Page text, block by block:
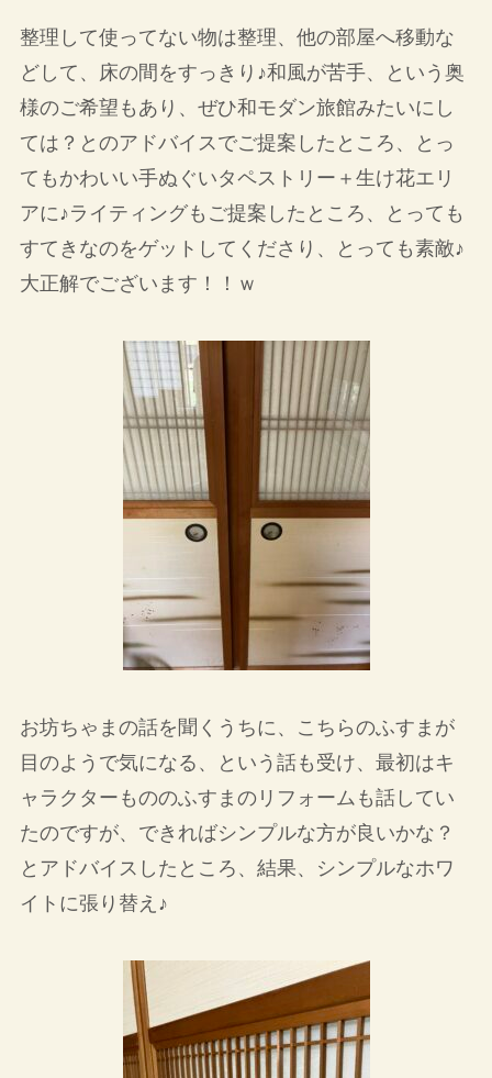
整理して使ってない物は整理、他の部屋へ移動な
どして、床の間をすっきり♪和風が苦手、という奥
様のご希望もあり、ぜひ和モダン旅館みたいにし
ては？とのアドバイスでご提案したところ、とっ
てもかわいい手ぬぐいタペストリー＋生け花エリ
アに♪ライティングもご提案したところ、とっても
すてきなのをゲットしてくださり、とっても素敵♪
大正解でございます！！ｗ
お坊ちゃまの話を聞くうちに、こちらのふすまが
目のようで気になる、という話も受け、最初はキ
ャラクターもののふすまのリフォームも話してい
たのですが、できればシンプルな方が良いかな？
とアドバイスしたところ、結果、シンプルなホワ
イトに張り替え♪